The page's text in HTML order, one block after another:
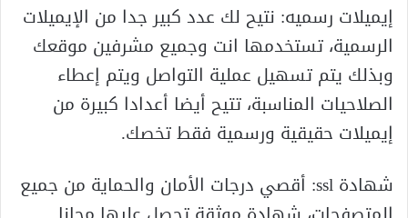
إيميلات رسميه: نتيح لك عدد كبير جدا من الإيميلات
الرسمية، تستخدمها انت وجميع مشرفين موقعك
وبذلك يتم تسهيل عملية التواصل ويتم إعطاء
الصلاحيات المناسبة، تتيح أيضا أعدادا كبيرة من
إيميلات حقيقية ورسمية فقط تخصك.
شهادة ssl: أقصي درجات الأمان والحماية من جميع